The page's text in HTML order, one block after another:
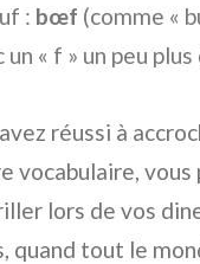
: bœf (comme «
un « f » un peu
réussi à
vocabulaire, vous
lors de vos
quand tout le